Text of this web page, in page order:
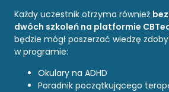
Każdy uczestnik otrzyma również
dwóch szkoleń na platformie
będzie mógł poszerzać wiedzę
w programie:
Okulary na ADHD
Poradnik początkującego